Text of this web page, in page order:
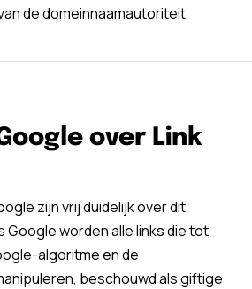
de domeinnaamautoriteit
over Link
zijn vrij duidelijk over dit
Google worden alle links die tot
algoritme en de
beschouwd als giftige